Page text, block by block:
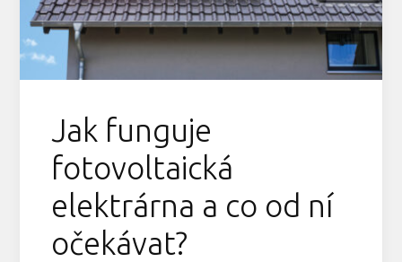
Jak funguje
fotovoltaická
elektrárna a co od ní
očekávat?